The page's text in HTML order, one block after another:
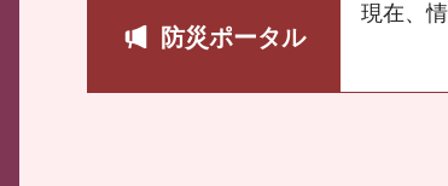
防災ポータル
現在、